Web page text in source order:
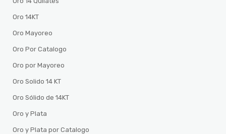
Oro 14KT
Oro Mayoreo
Oro Por Catalogo
Oro por Mayoreo
Oro Solido 14 KT
Oro Sólido de 14KT
Oro y Plata
Oro y Plata por Catalogo